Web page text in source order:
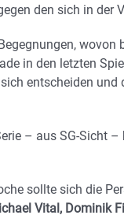
den sich in der
in den letzten
entscheiden
– aus SG-Sicht
sollte sich die
Vital, Dominik